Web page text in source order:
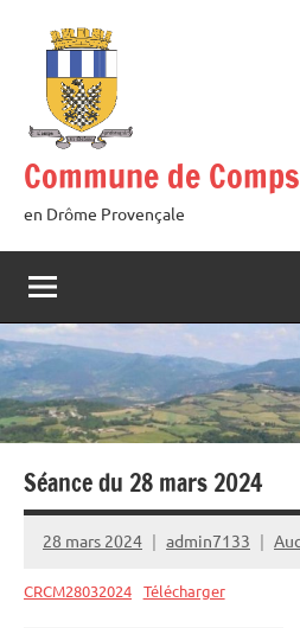
contenu
Commune de Comps
en Drôme Provençale
Séance du 28 mars 2024
28 mars 2024 admin7133
CRCM28032024 Télécharger